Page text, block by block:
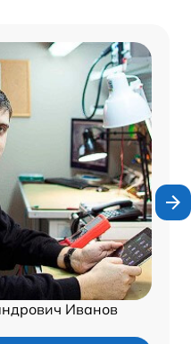
Иванов